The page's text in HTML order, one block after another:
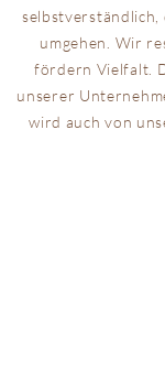
selbstverständlich,
umgehen. Wir
fördern Vielfalt.
unserer
wird auch von